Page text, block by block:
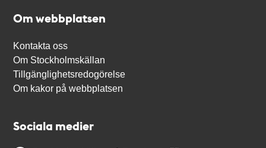
Om webbplatsen
Kontakta oss
Om Stockholmskällan
Tillgänglighetsredogörelse
Om kakor på webbplatsen
Sociala medier